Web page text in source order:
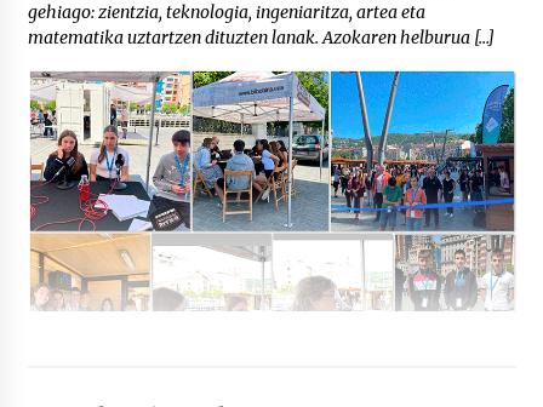
gehiago: zientzia, teknologia, ingeniaritza, artea eta
matematika uztartzen dituzten lanak. Azokaren helburua […]